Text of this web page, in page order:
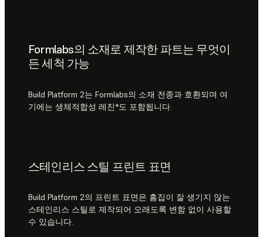
Formlabs의 소재로 제작한 파트는 무엇이
든 세척 가능
Build Platform 2는 Formlabs의 소재 전종과 호환되며 여
기에는 생체적합성 레진*도 포함됩니다.
스테인리스 스틸 프린트 표면
Build Platform 2의 프린트 표면은 흠집이 잘 생기지 않는
스테인리스 스틸로 제작되어 오래도록 변함 없이 사용할
수 있습니다.